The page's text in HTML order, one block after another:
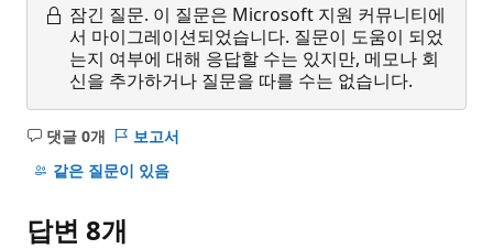
잠긴 질문. 이 질문은 Microsoft 지원 커뮤니티에
서 마이그레이션되었습니다. 질문이 도움이 되었
는지 여부에 대해 응답할 수는 있지만, 메모나 회
신을 추가하거나 질문을 따를 수는 없습니다.
댓글 0개
설
명
음
보고서
같은 질문이 있음
답변 8개